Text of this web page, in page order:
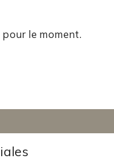
le moment.